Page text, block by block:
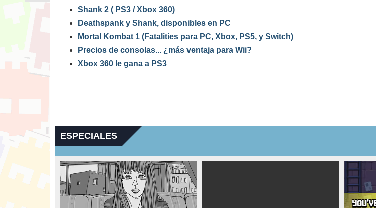
Shank 2 ( PS3 / Xbox 360)
Deathspank y Shank, disponibles en PC
Mortal Kombat 1 (Fatalities para PC, Xbox, PS5, y Switch)
Precios de consolas... ¿más ventaja para Wii?
Xbox 360 le gana a PS3
ESPECIALES